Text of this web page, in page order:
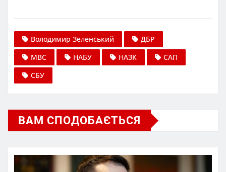
Володимир Зеленський
ДБР
МВС
НАБУ НАЗК
САП
СБУ
ВАМ СПОДОБАЄТЬСЯ